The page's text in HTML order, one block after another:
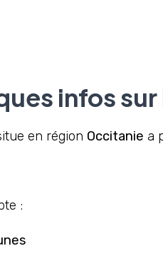
infos
en région Occitanie a
: